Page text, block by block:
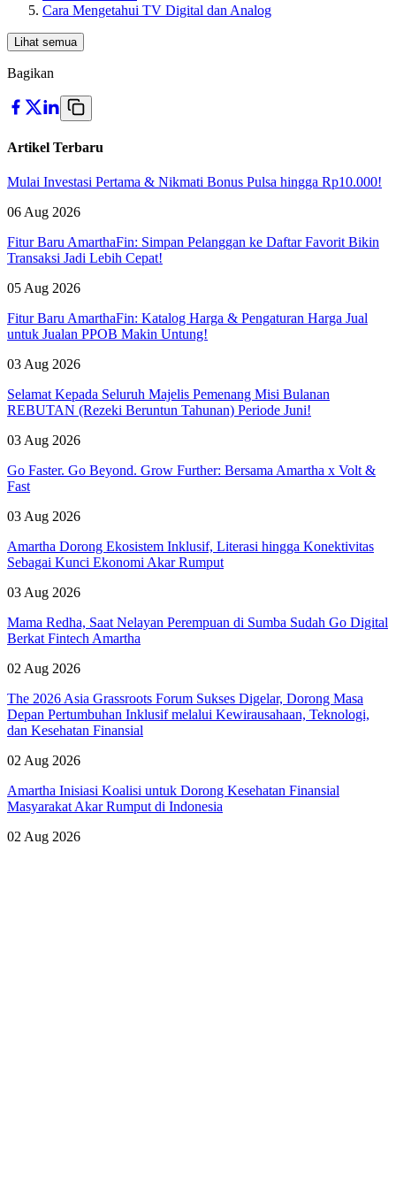
Cara Mengetahui TV Digital dan Analog
Lihat semua
Bagikan
Artikel Terbaru
Mulai Investasi Pertama & Nikmati Bonus Pulsa hingga Rp10.000!
06 Aug 2026
Fitur Baru AmarthaFin: Simpan Pelanggan ke Daftar Favorit Bikin
Transaksi Jadi Lebih Cepat!
05 Aug 2026
Fitur Baru AmarthaFin: Katalog Harga & Pengaturan Harga Jual
untuk Jualan PPOB Makin Untung!
03 Aug 2026
Selamat Kepada Seluruh Majelis Pemenang Misi Bulanan
REBUTAN (Rezeki Beruntun Tahunan) Periode Juni!
03 Aug 2026
Go Faster. Go Beyond. Grow Further: Bersama Amartha x Volt &
Fast
03 Aug 2026
Amartha Dorong Ekosistem Inklusif, Literasi hingga Konektivitas
Sebagai Kunci Ekonomi Akar Rumput
03 Aug 2026
Mama Redha, Saat Nelayan Perempuan di Sumba Sudah Go Digital
Berkat Fintech Amartha
02 Aug 2026
The 2026 Asia Grassroots Forum Sukses Digelar, Dorong Masa
Depan Pertumbuhan Inklusif melalui Kewirausahaan, Teknologi,
dan Kesehatan Finansial
02 Aug 2026
Amartha Inisiasi Koalisi untuk Dorong Kesehatan Finansial
Masyarakat Akar Rumput di Indonesia
02 Aug 2026